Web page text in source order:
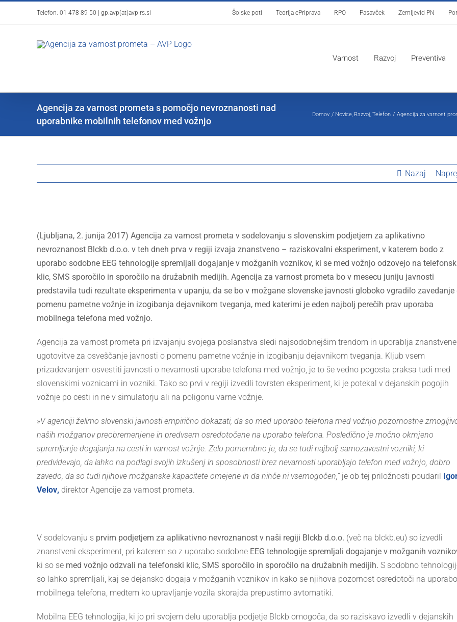
Telefon: 01 478 89 50 gp.avp(at)avp-rs.si Šolske poti Teorija ePriprava RPO Pasavček Zemljevid PN
Varnost Razvoj Preventiva
Agencija za varnost prometa s pomočjo nevroznanosti nad
uporabnike mobilnih telefonov med vožnjo
Domov Novice Razvoj Telefon Agencija za varnost
Nazaj
Larger
Image
(Ljubljana, 2. junija 2017) Agencija za varnost prometa v sodelovanju s slovenskim podjetjem za aplikativno
nevroznanost Blckb d.o.o. v teh dneh prva v regiji izvaja znanstveno – raziskovalni eksperiment, v katerem bodo z
uporabo sodobne EEG tehnologije spremljali dogajanje v možganih voznikov, ki se med vožnjo odzovejo na
klic, SMS sporočilo in sporočilo na družabnih medijih. Agencija za varnost prometa bo v mesecu juniju javnosti
predstavila tudi rezultate eksperimenta v upanju, da se bo v možgane slovenske javnosti globoko vgradilo zavedanje
pomenu pametne vožnje in izogibanja dejavnikom tveganja, med katerimi je eden najbolj perečih prav uporaba
mobilnega telefona med vožnjo.
Agencija za varnost prometa pri izvajanju svojega poslanstva sledi najsodobnejšim trendom in uporablja znanstvene
ugotovitve za osveščanje javnosti o pomenu pametne vožnje in izogibanju dejavnikom tveganja. Kljub vsem
prizadevanjem osvestiti javnosti o nevarnosti uporabe telefona med vožnjo, je to še vedno pogosta praksa tudi med
slovenskimi voznicami in vozniki. Tako so prvi v regiji izvedli tovrsten eksperiment, ki je potekal v dejanskih pogojih
vožnje po cesti in ne v simulatorju ali na poligonu varne vožnje.
»V agenciji želimo slovenski javnosti empirično dokazati, da so med uporabo telefona med vožnjo pozornostne
naših možganov preobremenjene in predvsem osredotočene na uporabo telefona. Posledično je močno okrnjeno
spremljanje dogajanja na cesti in varnost vožnje. Zelo pomembno je, da se tudi najbolj samozavestni vozniki, ki
predvidevajo, da lahko na podlagi svojih izkušenj in sposobnosti brez nevarnosti uporabljajo telefon med vožnjo, dobro
zavedo, da so tudi njihove možganske kapacitete omejene in da nihče ni vsemogočen,”je ob tej priložnosti poudaril
Velov, direktor Agencije za varnost prometa.
V sodelovanju s prvim podjetjem za aplikativno nevroznanost v naši regiji Blckb d.o.o. (več na blckb.eu) so izvedli
znanstveni eksperiment, pri katerem so z uporabo sodobne EEG tehnologije spremljali dogajanje v možganih
ki so se med vožnjo odzvali na telefonski klic, SMS sporočilo in sporočilo na družabnih medijih. S sodobno
so lahko spremljali, kaj se dejansko dogaja v možganih voznikov in kako se njihova pozornost osredotoči na uporabo
mobilnega telefona, medtem ko upravljanje vozila skorajda prepustimo avtomatiki.
Mobilna EEG tehnologija, ki jo pri svojem delu uporablja podjetje Blckb omogoča, da so raziskavo izvedli v dejanskih